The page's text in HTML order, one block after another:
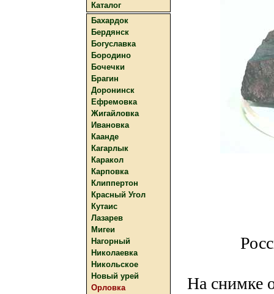
Каталог
Бахардок
Бердянск
Богуславка
Бородино
Бочечки
Брагин
Доронинск
Ефремовка
Жигайловка
Ивановка
Каанде
Кагарлык
Каракол
Карповка
Клиппертон
Красный Угол
Кутаис
Лазарев
Мигеи
Нагорный
Николаевка
Никольское
Новый урей
Орловка
На снимке